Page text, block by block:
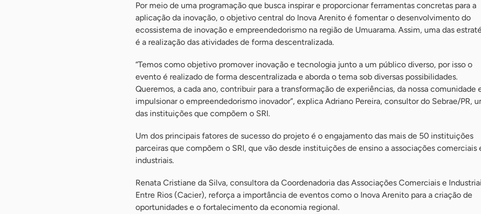
Por meio de uma programação que busca inspirar e proporcionar ferramentas concretas para a
aplicação da inovação, o objetivo central do Inova Arenito é fomentar o desenvolvimento do
ecossistema de inovação e empreendedorismo na região de Umuarama. Assim, uma das
é a realização das atividades de forma descentralizada.
“Temos como objetivo promover inovação e tecnologia junto a um público diverso, por isso o
evento é realizado de forma descentralizada e aborda o tema sob diversas possibilidades.
Queremos, a cada ano, contribuir para a transformação de experiências, da nossa comunidade
impulsionar o empreendedorismo inovador”, explica Adriano Pereira, consultor do Sebrae/PR,
das instituições que compõem o SRI.
Um dos principais fatores de sucesso do projeto é o engajamento das mais de 50 instituições
parceiras que compõem o SRI, que vão desde instituições de ensino a associações comerciais
industriais.
Renata Cristiane da Silva, consultora da Coordenadoria das Associações Comerciais e
Entre Rios (Cacier), reforça a importância de eventos como o Inova Arenito para a criação de
oportunidades e o fortalecimento da economia regional.